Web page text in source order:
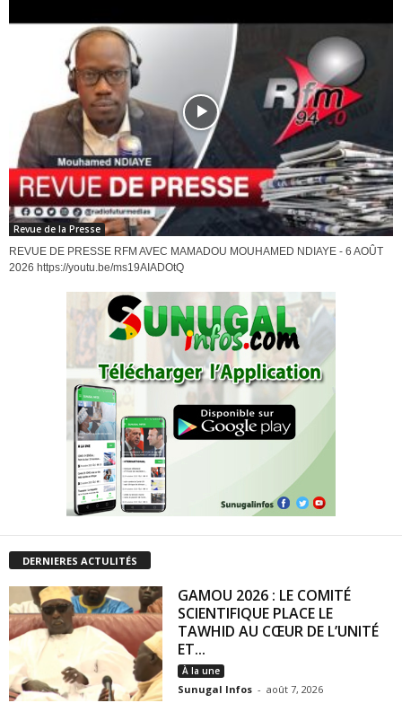
Revue de la Presse
REVUE DE PRESSE RFM AVEC MAMADOU MOUHAMED NDIAYE - 6 AOÛT
2026 https://youtu.be/ms19AIADOtQ
DERNIERES ACTULITÉS
GAMOU 2026 : LE COMITÉ
SCIENTIFIQUE PLACE LE
TAWHID AU CŒUR DE L’UNITÉ
ET...
À la une
Sunugal Infos - août 7, 2026